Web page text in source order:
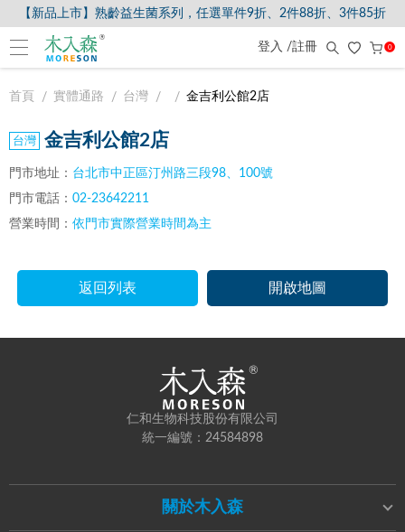
【新品上市】熟齡益生菌系列，任選單件9折、2件88折、3件85折
登入 /註冊 0
首頁 實體通路 台灣 金吉利公館2店
金吉利公館2店
門市地址： 台北市中正區汀州路三段98、100號
門市電話： 02-23642211
營業時間： 依門市實際營業時間為主
返回列表 開啟地圖
仁和生物科技股份有限公司
統一編號：24584898
關於木入森